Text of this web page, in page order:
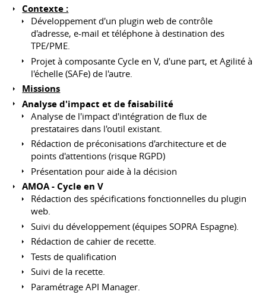
Contexte :
Développement d'un plugin web de contrôle
d'adresse, e-mail et téléphone à destination des
TPE/PME.
Projet à composante Cycle en V, d'une part, et Agilité à
l'échelle (SAFe) de l'autre.
Missions
Analyse d'impact et de faisabilité
Analyse de l'impact d'intégration de flux de
prestataires dans l'outil existant.
Rédaction de préconisations d'architecture et de
points d'attentions (risque RGPD)
Présentation pour aide à la décision
AMOA - Cycle en V
Rédaction des spécifications fonctionnelles du plugin
web.
Suivi du développement (équipes SOPRA Espagne).
Rédaction de cahier de recette.
Tests de qualification
Suivi de la recette.
Paramétrage API Manager.